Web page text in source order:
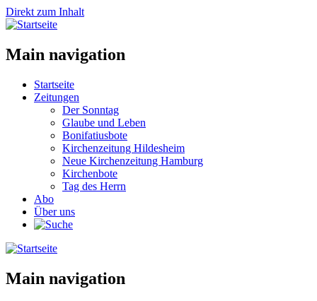
Direkt zum Inhalt
Main navigation
Startseite
Zeitungen
Der Sonntag
Glaube und Leben
Bonifatiusbote
Kirchenzeitung Hildesheim
Neue Kirchenzeitung Hamburg
Kirchenbote
Tag des Herrn
Abo
Über uns
Main navigation